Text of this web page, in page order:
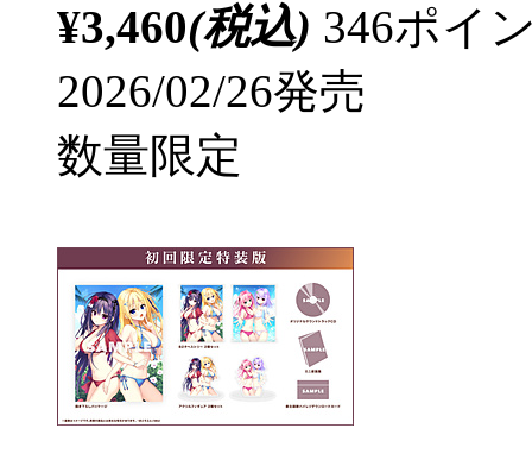
¥3,460(税込) 346ポイ
2026/02/26発売
数量限定